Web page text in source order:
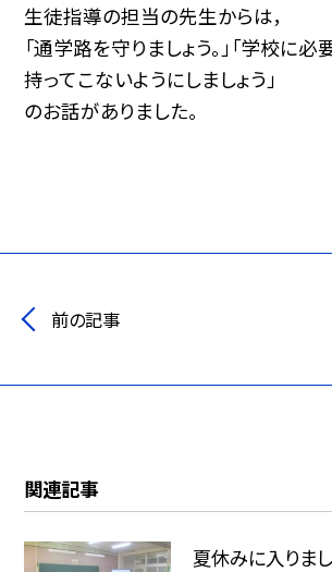
生徒指導の担当の先生からは，
「通学路を守りましょう。」「学校に
持ってこないようにしましょう」
のお話がありました。
前の記事
関連記事
夏休みに入りま